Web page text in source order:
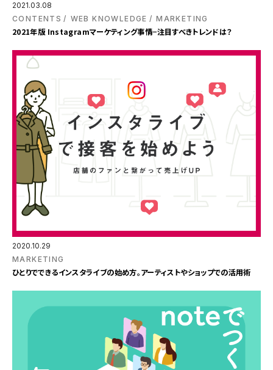
2021.03.08
CONTENTS
WEB KNOWLEDGE MARKETING
2021年版 Instagramマーケティング事情−注目すべきトレンドは？
2020.10.29
MARKETING
ひとりでできるインスタライブの始め方。アーティストやショップでの活用術